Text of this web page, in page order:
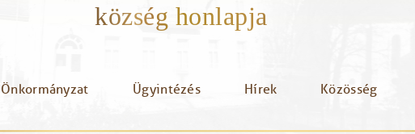
község honlapja
Önkormányzat Ügyintézés Hírek Közösség